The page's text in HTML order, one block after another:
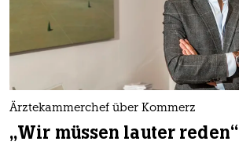
Ärztekammerchef über Kommerz
„Wir müssen lauter reden“